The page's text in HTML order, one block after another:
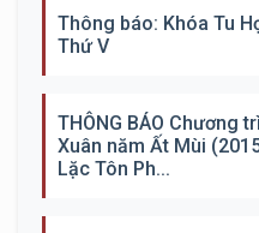
Thông báo: Khóa Tu
Thứ V
THÔNG BÁO Chương
Xuân năm Ất Mùi
Lặc Tôn Ph...